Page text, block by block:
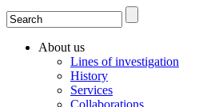
Search form
Search
About us
Lines of investigation
History
Services
Collaborations